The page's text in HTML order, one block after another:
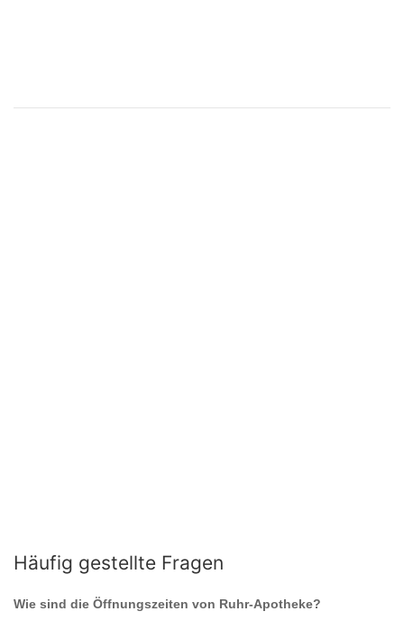
Häufig gestellte Fragen
Wie sind die Öffnungszeiten von Ruhr-Apotheke?